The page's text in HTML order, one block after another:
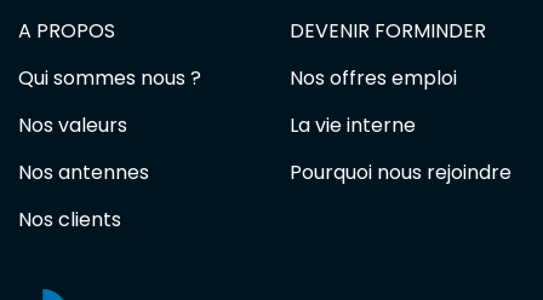
A PROPOS
Qui sommes nous ?
Nos valeurs
Nos antennes
Nos clients
DEVENIR FORMINDER
Nos offres emploi
La vie interne
Pourquoi nous rejoindre